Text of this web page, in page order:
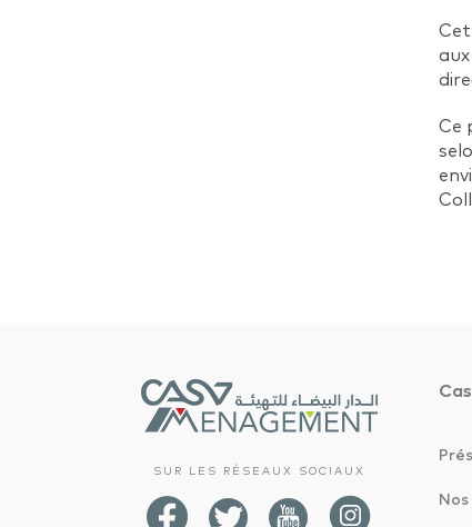
Ce
SUR LES RÉSEAUX SOCIAUX